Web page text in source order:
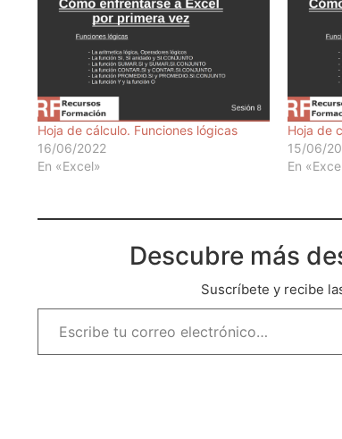
Hoja de cálculo. Funciones lógicas
16/06/2022
En «Excel»
Hoja de
15/06/
En
Descubre más
Suscríbete y recibe